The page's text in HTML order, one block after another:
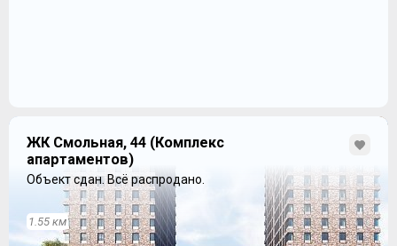
ЖК Смольная, 44 (Комплекс
апартаментов)
Объект сдан. Всё распродано.
1.55 км